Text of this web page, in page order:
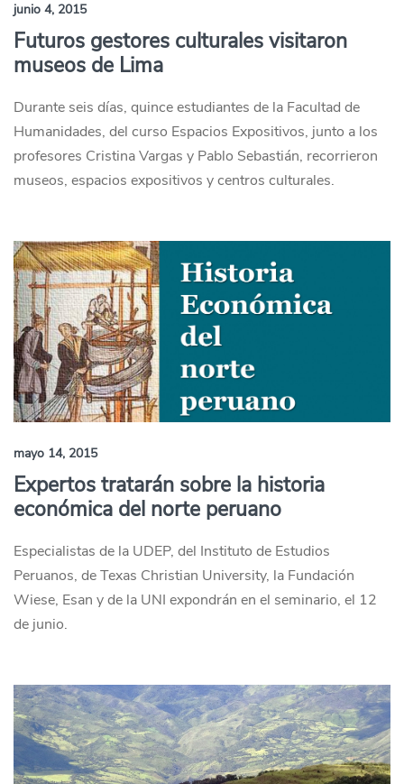
junio 4, 2015
Futuros gestores culturales visitaron
museos de Lima
Durante seis días, quince estudiantes de la Facultad de
Humanidades, del curso Espacios Expositivos, junto a los
profesores Cristina Vargas y Pablo Sebastián, recorrieron
museos, espacios expositivos y centros culturales.
mayo 14, 2015
Expertos tratarán sobre la historia
económica del norte peruano
Especialistas de la UDEP, del Instituto de Estudios
Peruanos, de Texas Christian University, la Fundación
Wiese, Esan y de la UNI expondrán en el seminario, el 12
de junio.